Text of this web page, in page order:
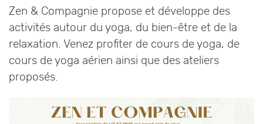
Zen & Compagnie propose et développe des
activités autour du yoga, du bien-être et de la
relaxation. Venez profiter de cours de yoga, de
cours de yoga aérien ainsi que des ateliers
proposés.